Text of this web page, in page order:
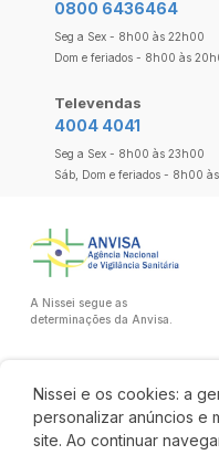
Nissei e os cookies: a
personalizar anúncios e
site. Ao continuar
0800 6436464
Seg a Sex - 8h00 às 22h00
Dom e feriados - 8h00 às
Televendas
4004 4041
Seg a Sex - 8h00 às 23h00
Sáb, Dom e feriados - 8h00
A Nissei segue as
determinações da Anvisa.